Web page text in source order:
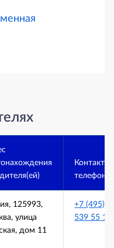
телефоны
125993,
улица
дом 11
+7 (495)
539 55 19